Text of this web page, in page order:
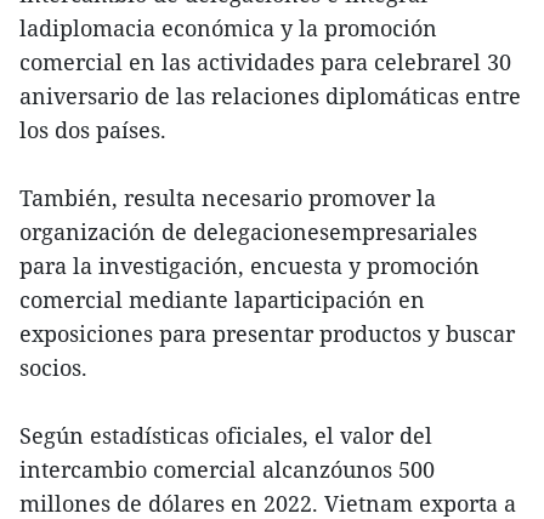
ladiplomacia económica y la promoción
comercial en las actividades para celebrarel 30
aniversario de las relaciones diplomáticas entre
los dos países.
También, resulta necesario promover la
organización de delegacionesempresariales
para la investigación, encuesta y promoción
comercial mediante laparticipación en
exposiciones para presentar productos y buscar
socios.
Según estadísticas oficiales, el valor del
intercambio comercial alcanzóunos 500
millones de dólares en 2022. Vietnam exporta a